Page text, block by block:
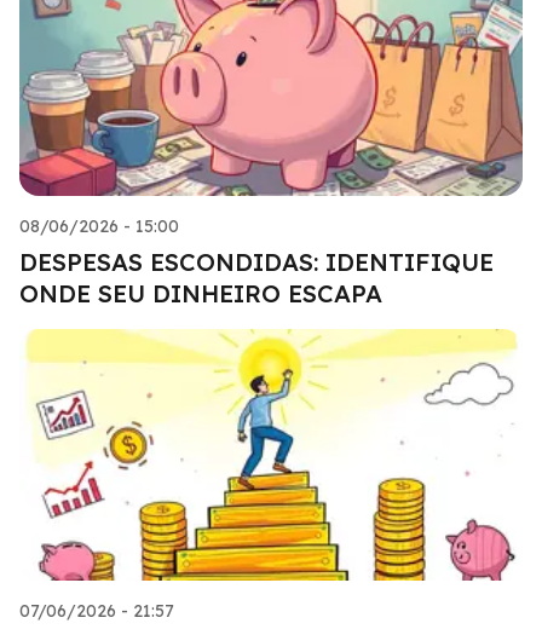
08/06/2026 - 15:00
DESPESAS ESCONDIDAS: IDENTIFIQUE
ONDE SEU DINHEIRO ESCAPA
07/06/2026 - 21:57